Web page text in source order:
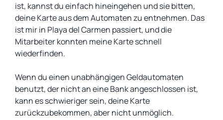
ist, kannst du einfach hineingehen und sie bitten,
deine Karte aus dem Automaten zu entnehmen. Das
ist mir in Playa del Carmen passiert, und die
Mitarbeiter konnten meine Karte schnell
wiederfinden.
Wenn du einen unabhängigen Geldautomaten
benutzt, der nicht an eine Bank angeschlossen ist,
kann es schwieriger sein, deine Karte
zurückzubekommen, aber nicht unmöglich.